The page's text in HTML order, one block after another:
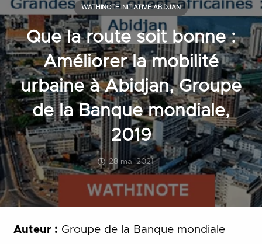
Que la route soit bonne :
Améliorer la mobilité
urbaine à Abidjan, Groupe
de la Banque mondiale,
2019
28 mai 2021
WATHINOTE INITIATIVE ABIDJAN
Auteur : Groupe de la Banque mondiale